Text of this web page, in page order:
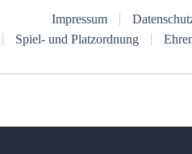
Impressum
Spiel- und Platzordnung